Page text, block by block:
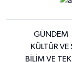
GÜNDEM
KÜLTÜR
BİLİM VE